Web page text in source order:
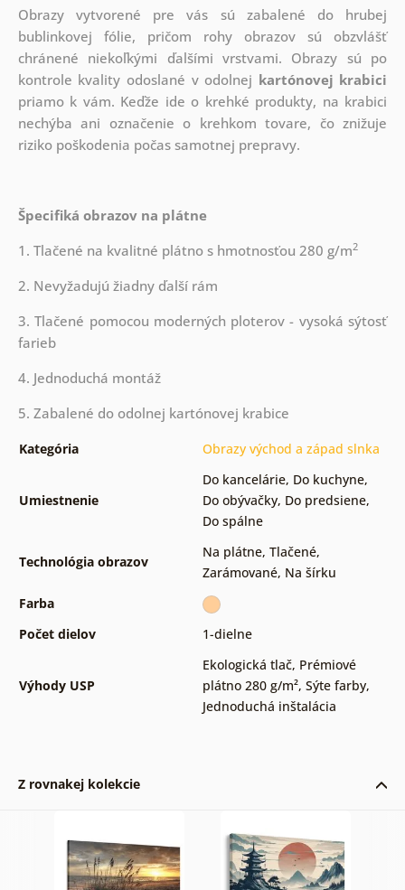
Obrazy vytvorené pre vás sú zabalené do hrubej
bublinkovej fólie, pričom rohy obrazov sú obzvlášť
chránené niekoľkými ďalšími vrstvami. Obrazy sú po
kontrole kvality odoslané v odolnej kartónovej krabici
priamo k vám. Keďže ide o krehké produkty, na krabici
nechýba ani označenie o krehkom tovare, čo znižuje
riziko poškodenia počas samotnej prepravy.
Špecifiká obrazov na plátne
1. Tlačené na kvalitné plátno s hmotnosťou 280 g/m2
2. Nevyžadujú žiadny ďalší rám
3. Tlačené pomocou moderných ploterov - vysoká sýtosť
farieb
4. Jednoduchá montáž
5. Zabalené do odolnej kartónovej krabice
Kategória Obrazy východ a západ slnka
Umiestnenie
Do kancelárie, Do kuchyne,
Do obývačky, Do predsiene,
Do spálne
Technológia obrazov
Na plátne, Tlačené,
Zarámované, Na šírku
Farba
Počet dielov
1-dielne
Výhody USP
Ekologická tlač, Prémiové
plátno 280 g/m², Sýte farby,
Jednoduchá inštalácia
Z rovnakej kolekcie